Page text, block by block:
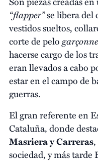
“flapper”se libera del
vestidos sueltos,
corte de pelogarçonne
hacerse cargo de los
eran llevados a cabo
estar en el campo de
guerras.
El gran referente en
Cataluña, donde
Masriera y Carreras
sociedad, y más tarde